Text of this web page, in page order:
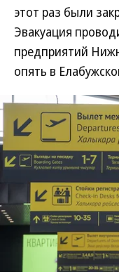
этот раз были
Эвакуация
предприятий
опять в